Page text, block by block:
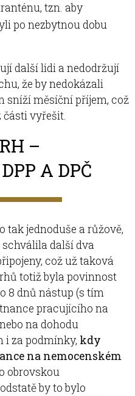
tzn. aby
po nezbytnou dobu
další lidi a nedodržují
že by nedokázali
sníží měsíční příjem, což
části vyřešit.
–
A DPČ
tak jednoduše a růžově,
další dva
což už taková
totiž byla povinnost
8 dnů nástup (s tím
pracujícího na
na dohodu
i za podmínky, kdy
na nemocenském
obrovskou
by to bylo